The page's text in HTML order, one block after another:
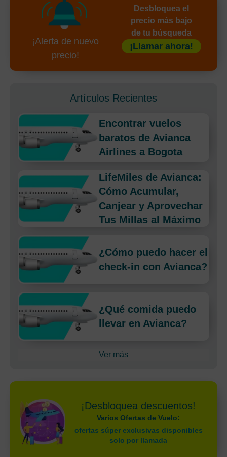
¡Alerta de nuevo
precio!
Desbloquea el
precio más bajo
de tu búsqueda
¡Llamar ahora!
Artículos Recientes
Encontrar vuelos
baratos de Avianca
Airlines a Bogota
LifeMiles de Avianca:
Cómo Acumular,
Canjear y Aprovechar
Tus Millas al Máximo
¿Cómo puedo hacer el
check-in con Avianca?
¿Qué comida puedo
llevar en Avianca?
Ver más
¡Desbloquea descuentos!
Varios Ofertas de Vuelo:
ofertas súper exclusivas disponibles
solo por llamada